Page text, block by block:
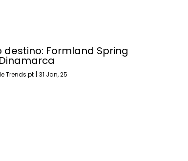
destino: Formland Spring
Trends.pt 31 Jan, 25